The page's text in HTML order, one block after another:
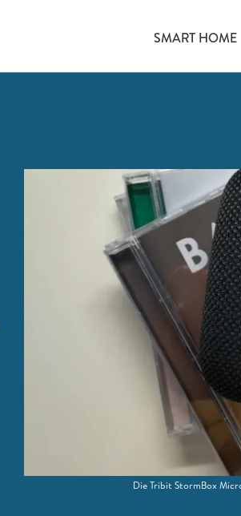
SMART HOME
Die Tribit StormBox